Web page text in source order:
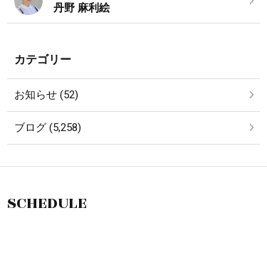
丹野 麻利絵
カテゴリー
お知らせ (52)
ブログ (5,258)
SCHEDULE